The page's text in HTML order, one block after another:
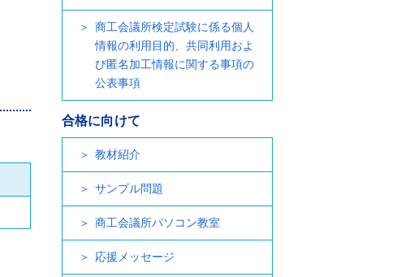
商工会議所検定試験に係る個人
情報の利用目的、共同利用およ
び匿名加工情報に関する事項の
公表事項
合格に向けて
教材紹介
サンプル問題
商工会議所パソコン教室
応援メッセージ